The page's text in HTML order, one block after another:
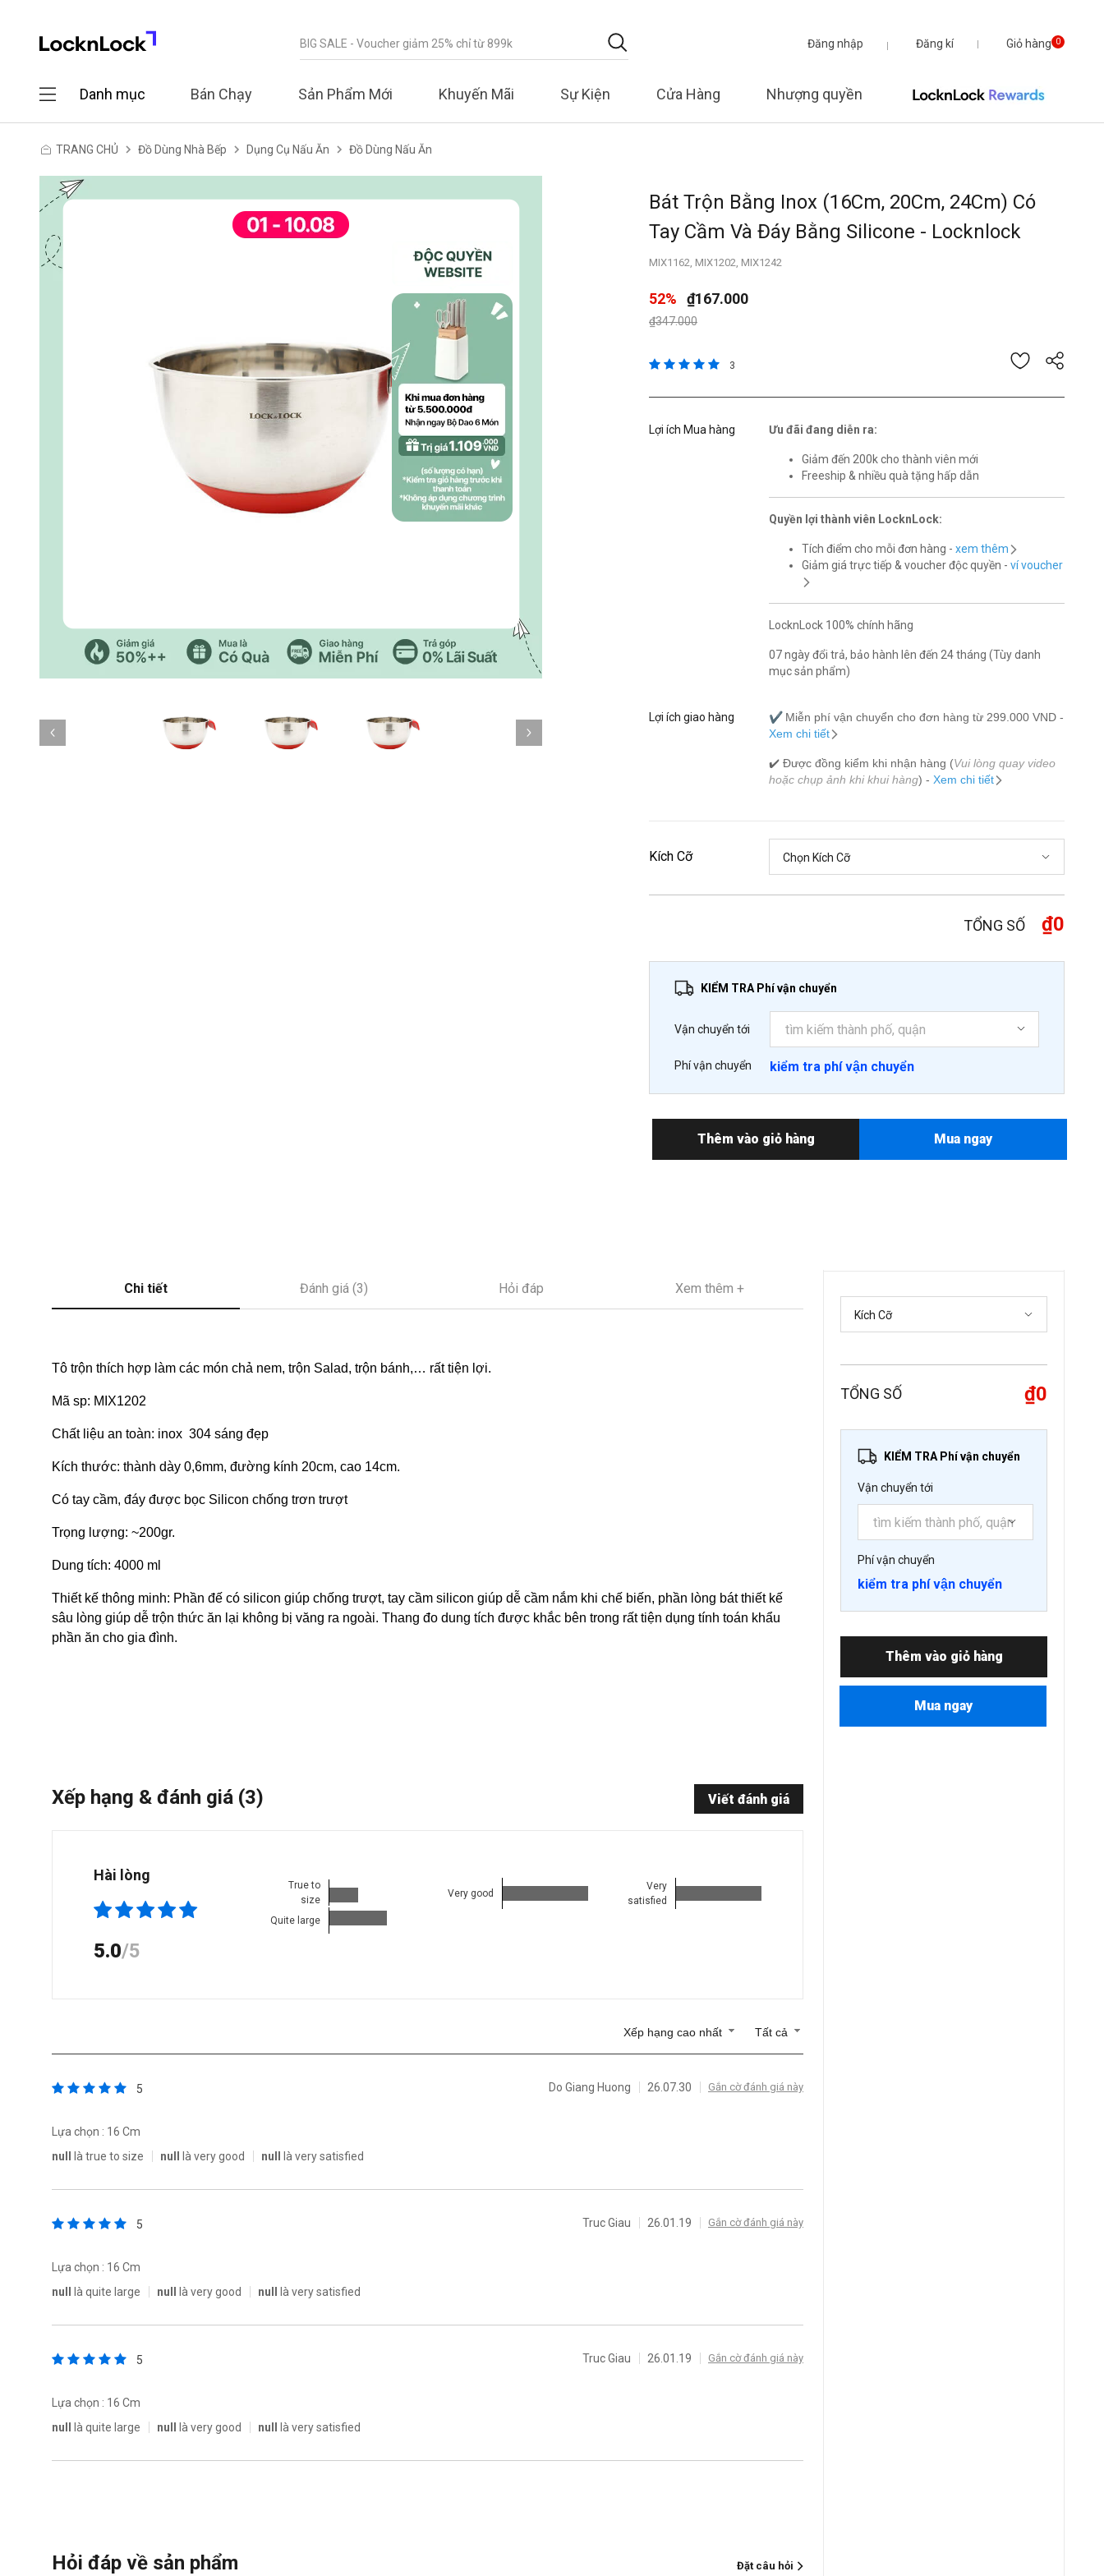
Đăng nhập Đăng kí Giỏ hàng 0
Danh mục Bán Chạy Sản Phẩm Mới Khuyến Mãi Sự Kiện Cửa Hàng Nhượng quyền
TRANG CHỦ Đồ Dùng Nhà Bếp Dụng Cụ Nấu Ăn Đồ Dùng Nấu Ăn
Trang trước Kế tiếp
Bát Trộn Bằng Inox (16Cm, 20Cm, 24Cm) Có
Tay Cầm Và Đáy Bằng Silicone - Locknlock
MIX1162, MIX1202, MIX1242
52% ₫167.000
Giá giảm xuống từ
₫347.000đến
5 trên đánh giá của 5 khách hàng
3
Lợi ích Mua hàng Ưu đãi đang diễn ra:
Giảm đến 200k cho thành viên mới
Freeship & nhiều quà tặng hấp dẫn
Quyền lợi thành viên LocknLock:
Tích điểm cho mỗi đơn hàng - xem thêm
Giảm giá trực tiếp & voucher độc quyền - ví voucher
LocknLock 100% chính hãng
07 ngày đổi trả, bảo hành lên đến 24 tháng (Tùy danh
mục sản phẩm)
Lợi ích giao hàng ✔️ Miễn phí vận chuyển cho đơn hàng từ 299.000 VND -
Xem chi tiết
✔️ Được đồng kiểm khi nhận hàng (Vui lòng quay video
hoặc chụp ảnh khi khui hàng) - Xem chi tiết
Kích Cỡ
TỔNG SỐ ₫0
KIỂM TRA Phí vận chuyển
Vận chuyển tới
Phí vận chuyển kiểm tra phí vận chuyển
Thêm vào giỏ hàng Mua ngay
Chi tiết Đánh giá (3) Hỏi đáp Xem thêm +
Tô trộn thích hợp làm các món chả nem, trộn Salad, trộn bánh,… rất tiện lợi.
Mã sp: MIX1202
Chất liệu an toàn: inox 304 sáng đẹp
Kích thước: thành dày 0,6mm, đường kính 20cm, cao 14cm.
Có tay cầm, đáy được bọc Silicon chống trơn trượt
Trọng lượng: ~200gr.
Dung tích: 4000 ml
Thiết kế thông minh: Phần đế có silicon giúp chống trượt, tay cầm silicon giúp dễ cầm nắm khi chế biến, phần lòng bát thiết kế
sâu lòng giúp dễ trộn thức ăn lại không bị văng ra ngoài. Thang đo dung tích được khắc bên trong rất tiện dụng tính toán khẩu
phần ăn cho gia đình.
Xếp hạng & đánh giá (3) Viết đánh giá
Hài lòng
5.0/5
True to
size
Quite large
Very good
Very
satisfied
Xếp hạng cao nhất Tất cả
5 Do Giang Huong 26.07.30 Gắn cờ đánh giá này
Lựa chọn : 16 Cm
null
là true to size null là very good null là very satisfied
5 Truc Giau 26.01.19 Gắn cờ đánh giá này
Lựa chọn : 16 Cm
null
là quite large null là very good null là very satisfied
5 Truc Giau 26.01.19 Gắn cờ đánh giá này
Lựa chọn : 16 Cm
null
là quite large null là very good null là very satisfied
Hỏi đáp về sản phẩm Đặt câu hỏi
TỔNG SỐ ₫0
KIỂM TRA Phí vận chuyển
Vận chuyển tới
Phí vận chuyển
kiểm tra phí vận chuyển
Thêm vào giỏ hàng
Mua ngay